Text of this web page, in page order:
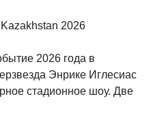
2026
2026 года в
Энрике Иглесиас
стадионное шоу. Две